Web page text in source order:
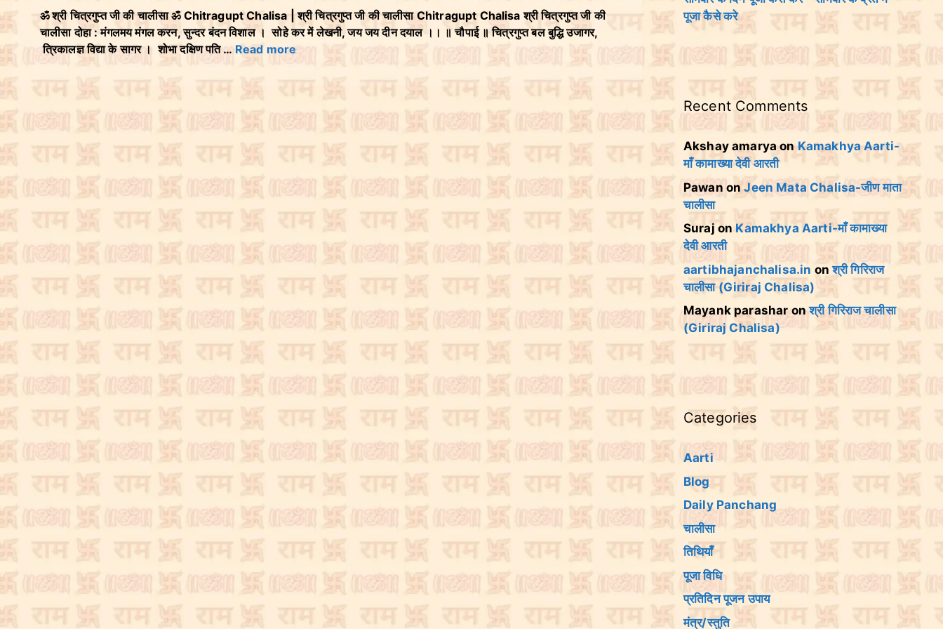
ॐ श्री चित्रगुप्त जी की चालीसा ॐ Chitragupt Chalisa | श्री चित्रगुप्त जी की चालीसा Chitragupt Chalisa श्री चित्रगुप्त जी की
चालीसा दोहा : मंगलमय मंगल करन, सुन्दर बंदन विशाल । सोहे कर में लेखनी, जय जय दीन दयाल ।। ॥ चौपाई ॥ चित्रगुप्त बल बुद्धि उजागर,
त्रिकालज्ञ विद्या के सागर । शोभा दक्षिण पति …Read more
पूजा कैसे करे
Recent Comments
Akshay amaryaonKamakhya Aarti-
माँ कामाख्या देवी आरती
Pawan onJeen Mata Chalisa-जीण माता
चालीसा
Suraj on Kamakhya Aarti-माँ कामाख्या
देवी आरती
aartibhajanchalisa.in onश्री गिरिराज
चालीसा (Giriraj Chalisa)
Mayank parasharonश्री गिरिराज चालीसा
(Giriraj Chalisa)
Categories
Aarti
Blog
Daily Panchang
चालीसा
तिथियांँ
पूजा विधि
प्रतिदिन पूजन उपाय
मंत्र/स्तुति